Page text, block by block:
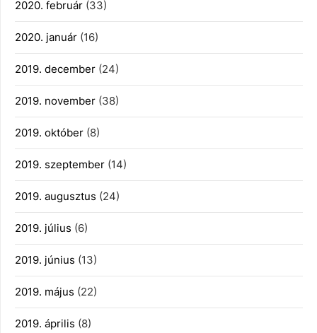
2020. február (33)
2020. január (16)
2019. december (24)
2019. november (38)
2019. október (8)
2019. szeptember (14)
2019. augusztus (24)
2019. július (6)
2019. június (13)
2019. május (22)
2019. április (8)